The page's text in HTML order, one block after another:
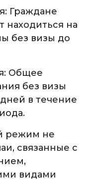
Граждане
находиться на
без визы до
Общее
без визы
в течение
режим не
связанные с
видами